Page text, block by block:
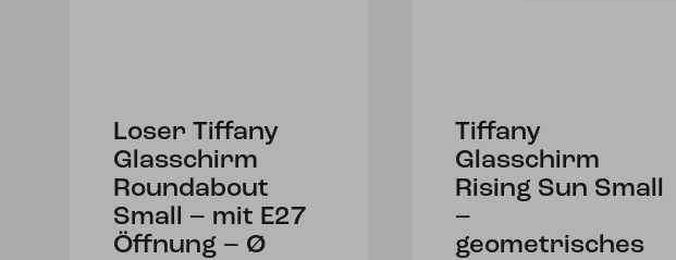
Loser Tiffany
Glasschirm
Roundabout
Small – mit E27
Öffnung – Ø
Tiffany
Glasschirm
Rising Sun Small
–
geometrisches